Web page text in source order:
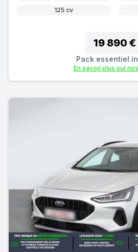
125 cv
19 890 €
Pack essentiel
En savoir plus sur